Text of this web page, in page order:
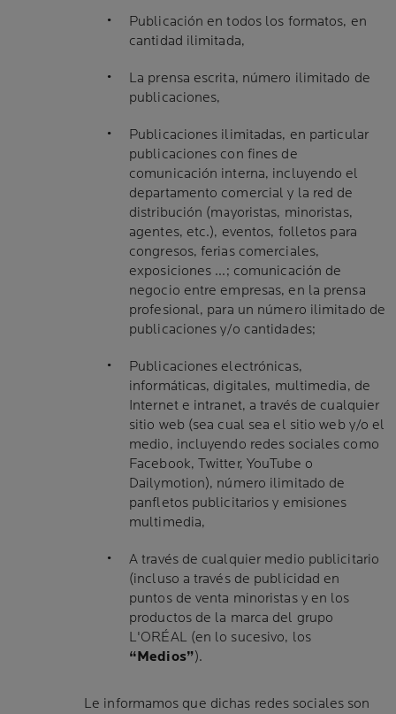
Publicación en todos los formatos, en
cantidad ilimitada,
La prensa escrita, número ilimitado de
publicaciones,
Publicaciones ilimitadas, en particular
publicaciones con fines de
comunicación interna, incluyendo el
departamento comercial y la red de
distribución (mayoristas, minoristas,
agentes, etc.), eventos, folletos para
congresos, ferias comerciales,
exposiciones ...; comunicación de
negocio entre empresas, en la prensa
profesional, para un número ilimitado de
publicaciones y/o cantidades;
Publicaciones electrónicas,
informáticas, digitales, multimedia, de
Internet e intranet, a través de cualquier
sitio web (sea cual sea el sitio web y/o el
medio, incluyendo redes sociales como
Facebook, Twitter, YouTube o
Dailymotion), número ilimitado de
panfletos publicitarios y emisiones
multimedia,
A través de cualquier medio publicitario
(incluso a través de publicidad en
puntos de venta minoristas y en los
productos de la marca del grupo
L'ORÉAL (en lo sucesivo, los
“Medios”).
Le informamos que dichas redes sociales son